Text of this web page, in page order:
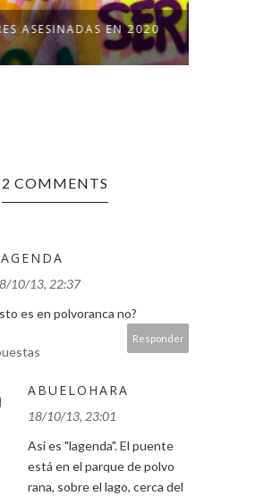
ASESINADAS EN 2020
2 COMMENTS
10/13, 22:37
es en polvoranca no?
Responder
ABUELOHARA
18/10/13, 23:01
Asi es "lagenda". El puente
está en el parque de polvo
rana, sobre el lago, cerca del